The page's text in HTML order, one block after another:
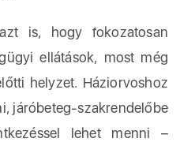
is, hogy fokozatosan
ellátások, most még
helyzet. Háziorvoshoz
járóbeteg-szakrendelőbe
lehet menni –